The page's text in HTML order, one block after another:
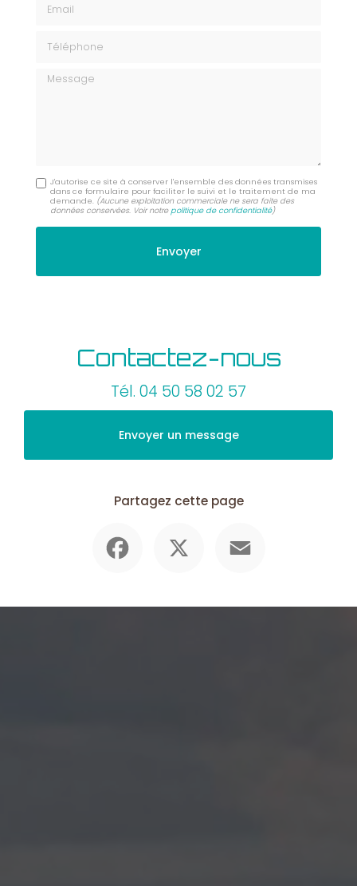
Message
J'autorise ce site à conserver l'ensemble des données transmises
dans ce formulaire pour faciliter le suivi et le traitement de ma
demande. (Aucune exploitation commerciale ne sera faite des
données conservées. Voir notrepolitique de confidentialité)
Contactez-nous
Tél. 04 50 58 02 57
Envoyer un message
Partagez cette page